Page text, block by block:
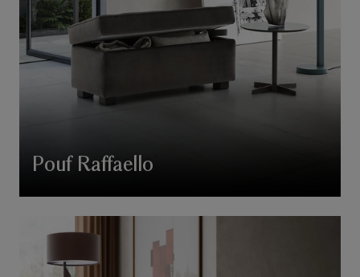
Pouf Raffaello